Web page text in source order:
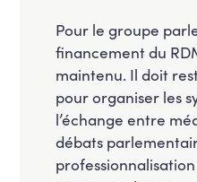
Pour le groupe
financement du
maintenu. Il doit
pour organiser les
l’échange entre
débats